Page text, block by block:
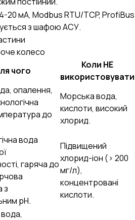
20 мА, Modbus RTU/TCP, ProfiBus
з шафою АСУ.
колесо
чого
Коли НЕ
використовувати
опалення,
до
Морська вода,
кислоти, високий
хлорид.
вода
гаряча до
з
pH.
Підвищений
хлорид-іон (> 200
мг/л),
концентровані
кислоти.